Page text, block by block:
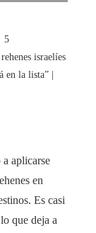
israelíes
en la lista” |
aplicarse
en
Es casi
que deja a